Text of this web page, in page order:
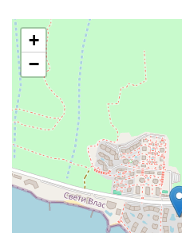
+
−